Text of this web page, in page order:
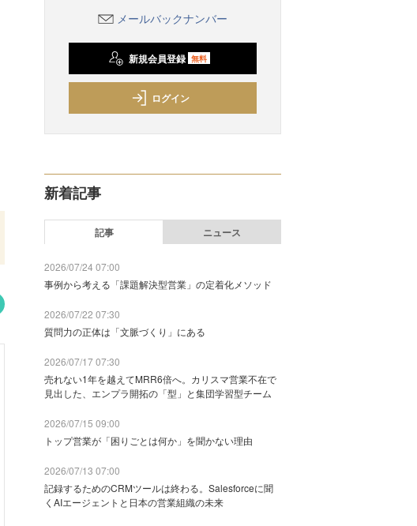
メールバックナンバー
新規会員登録 無料
ログイン
新着記事
記事 ニュース
2026/07/24 07:00
事例から考える「課題解決型営業」の定着化メソッド
2026/07/22 07:30
質問力の正体は「文脈づくり」にある
2026/07/17 07:30
売れない1年を越えてMRR6倍へ。カリスマ営業不在で
見出した、エンプラ開拓の「型」と集団学習型チーム
2026/07/15 09:00
トップ営業が「困りごとは何か」を聞かない理由
2026/07/13 07:00
記録するためのCRMツールは終わる。Salesforceに聞
くAIエージェントと日本の営業組織の未来